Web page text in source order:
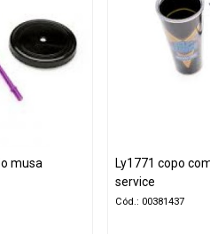
musa
Ly1771 copo
service
Cód.: 00381437